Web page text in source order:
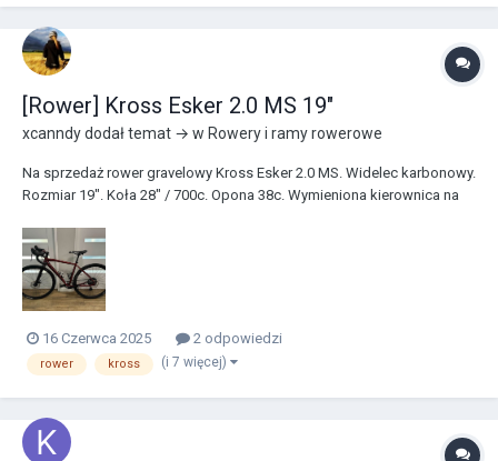
[Rower] Kross Esker 2.0 MS 19"
xcanndydodał temat → w Rowery i ramy rowerowe
Na sprzedaż rower gravelowy Kross Esker 2.0 MS. Widelec karbonowy.
Rozmiar 19". Koła 28" / 700c. Opona 38c. Wymieniona kierownica na
Microtex Bondcush Tacky. Mostek 60mm Toseek. W zestawie z
dwoma dodatkowymi mostkami: 60mm +3 stopnie...
16 Czerwca 2025 2 odpowiedzi
rower kross (i 7 więcej)